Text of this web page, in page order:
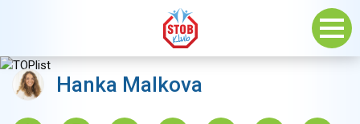
Hanka Malkova